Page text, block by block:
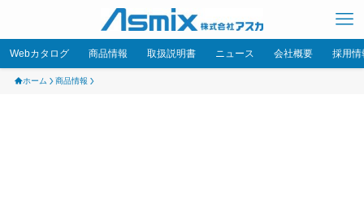
Webカタログ 商品情報 取扱説明書 ニュース 会社概要 採用情
ホーム 商品情報